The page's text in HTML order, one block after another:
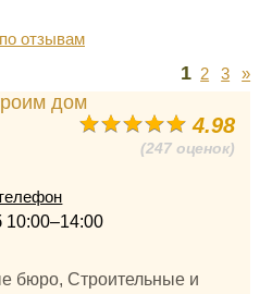
по отзывам
1 2 3 »
4.98
(247 оценок)
10:00–14:00
бюро, Строительные и